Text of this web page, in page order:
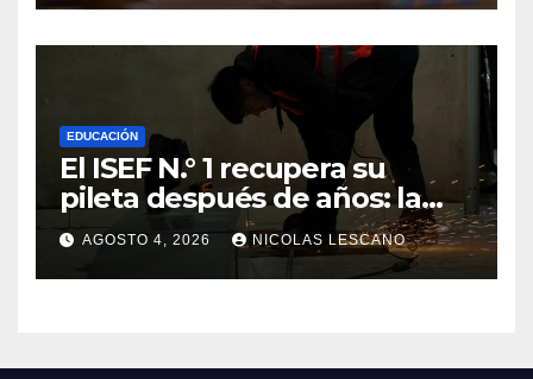
EDUCACIÓN
El ISEF N.° 1 recupera su
pileta después de años: la
obra ya supera el 50% y
cambia la formación de miles
de estudiantes
AGOSTO 4, 2026 NICOLAS LESCANO